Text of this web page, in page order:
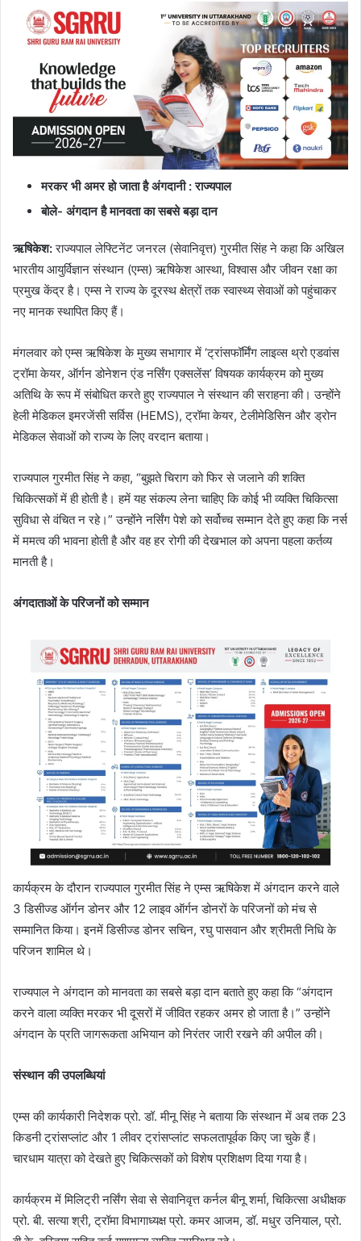
मरकर भी अमर हो जाता है अंगदानी : राज्यपाल
बोले- अंगदान है मानवता का सबसे बड़ा दान
ऋषिकेश:राज्यपाल लेफ्टिनेंट जनरल (सेवानिवृत्त) गुरमीत सिंह ने कहा कि अखिल
भारतीय आयुर्विज्ञान संस्थान (एम्स) ऋषिकेश आस्था, विश्वास और जीवन रक्षा का
प्रमुख केंद्र है। एम्स ने राज्य के दूरस्थ क्षेत्रों तक स्वास्थ्य सेवाओं को पहुंचाकर
नए मानक स्थापित किए हैं।
मंगलवार को एम्स ऋषिकेश के मुख्य सभागार में ‘ट्रांसफॉर्मिंग लाइव्स थ्रो एडवांस
ट्रॉमा केयर, ऑर्गन डोनेशन एंड नर्सिंग एक्सलेंस’ विषयक कार्यक्रम को मुख्य
अतिथि के रूप में संबोधित करते हुए राज्यपाल ने संस्थान की सराहना की। उन्होंने
हेली मेडिकल इमरजेंसी सर्विस (HEMS), ट्रॉमा केयर, टेलीमेडिसिन और ड्रोन
मेडिकल सेवाओं को राज्य के लिए वरदान बताया।
राज्यपाल गुरमीत सिंह ने कहा, “बुझते चिराग को फिर से जलाने की शक्ति
चिकित्सकों में ही होती है। हमें यह संकल्प लेना चाहिए कि कोई भी व्यक्ति चिकित्सा
सुविधा से वंचित न रहे।” उन्होंने नर्सिंग पेशे को सर्वोच्च सम्मान देते हुए कहा कि नर्स
में ममत्व की भावना होती है और वह हर रोगी की देखभाल को अपना पहला कर्तव्य
मानती है।
अंगदाताओं के परिजनों को सम्मान
कार्यक्रम के दौरान राज्यपाल गुरमीत सिंह ने एम्स ऋषिकेश में अंगदान करने वाले
3 डिसीज्ड ऑर्गन डोनर और 12 लाइव ऑर्गन डोनरों के परिजनों को मंच से
सम्मानित किया। इनमें डिसीज्ड डोनर सचिन, रघु पासवान और श्रीमती निधि के
परिजन शामिल थे।
राज्यपाल ने अंगदान को मानवता का सबसे बड़ा दान बताते हुए कहा कि “अंगदान
करने वाला व्यक्ति मरकर भी दूसरों में जीवित रहकर अमर हो जाता है।” उन्होंने
अंगदान के प्रति जागरूकता अभियान को निरंतर जारी रखने की अपील की।
संस्थान की उपलब्धियां
एम्स की कार्यकारी निदेशक प्रो. डॉ. मीनू सिंह ने बताया कि संस्थान में अब तक 23
किडनी ट्रांसप्लांट और 1 लीवर ट्रांसप्लांट सफलतापूर्वक किए जा चुके हैं।
चारधाम यात्रा को देखते हुए चिकित्सकों को विशेष प्रशिक्षण दिया गया है।
कार्यक्रम में मिलिट्री नर्सिंग सेवा से सेवानिवृत्त कर्नल बीनू शर्मा, चिकित्सा अधीक्षक
प्रो. बी. सत्या श्री, ट्रॉमा विभागाध्यक्ष प्रो. कमर आजम, डॉ. मधुर उनियाल, प्रो.